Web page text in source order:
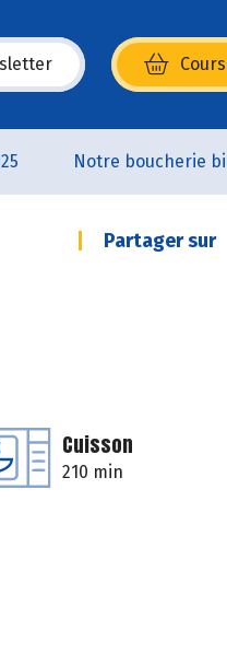
une nouvelle fenêtre)
Notre boucherie
Partager sur
Cuisson
210 min